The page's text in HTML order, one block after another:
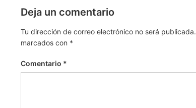
Deja un comentario
Tu dirección de correo electrónico no será publicada.
marcados con *
Comentario *